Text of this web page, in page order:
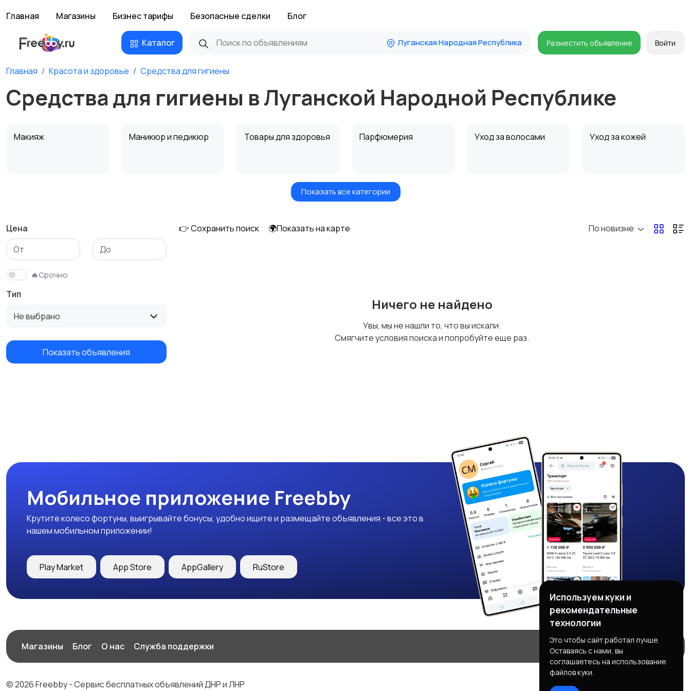
Главная Магазины Бизнес тарифы Безопасные сделки Блог
Каталог Луганская Народная Республика Разместить объявление Войти
Главная Красота и здоровье Средства для гигиены
Средства для гигиены в Луганской Народной Республике
Макияж Маникюр и педикюр Товары для здоровья Парфюмерия Уход за волосами Уход за кожей
Средства для
Другое
Показать все категории
Цена
🔥Срочно
Тип
Не выбрано
Показать объявления
👉 Сохранить поиск 🌍Показать на карте По новизне
Ничего не найдено
Увы, мы не нашли то, что вы искали.
Смягчите условия поиска и попробуйте еще раз.
Мобильное приложение Freebby
Крутите колесо фортуны, выигрывайте бонусы, удобно ищите и размещайте объявления - все это в
нашем мобильном приложении!
Play Market App Store AppGallery RuStore
Магазины Блог О нас Служба поддержки
© 2026 Freebby - Сервис бесплатных объявлений ДНР и ЛНР
Используем куки и
рекомендательные
технологии
Это чтобы сайт работал лучше.
Оставаясь с нами, вы
соглашаетесь на использование
файлов куки.